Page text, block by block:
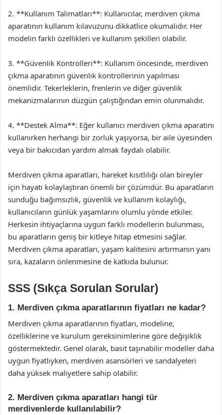
2. **Kullanım Talimatları**: Kullanıcılar, merdiven çıkma
aparatının kullanım kılavuzunu dikkatlice okumalıdır. Her
modelin farklı özellikleri ve kullanım şekilleri olabilir.
3. **Güvenlik Kontrolleri**: Kullanım öncesinde, merdiven
çıkma aparatının güvenlik kontrollerinin yapılması
önemlidir. Tekerleklerin, frenlerin ve diğer güvenlik
mekanizmalarının düzgün çalıştığından emin olunmalıdır.
4. **Destek Alma**: Eğer kullanıcı merdiven çıkma aparatını
kullanırken herhangi bir zorluk yaşıyorsa, bir aile üyesinden
veya bir bakıcıdan yardım almak faydalı olabilir.
Merdiven çıkma aparatları, hareket kısıtlılığı olan bireyler
için hayatı kolaylaştıran önemli bir çözümdür. Bu aparatların
sunduğu bağımsızlık, güvenlik ve kullanım kolaylığı,
kullanıcıların günlük yaşamlarını olumlu yönde etkiler.
Herkesin ihtiyaçlarına uygun farklı modellerin bulunması,
bu aparatların geniş bir kitleye hitap etmesini sağlar.
Merdiven çıkma aparatları, yaşam kalitesini artırmanın yanı
sıra, kazaların önlenmesine de katkıda bulunur.
SSS (Sıkça Sorulan Sorular)
1. Merdiven çıkma aparatlarının fiyatları ne kadar?
Merdiven çıkma aparatlarının fiyatları, modeline,
özelliklerine ve kurulum gereksinimlerine göre değişiklik
göstermektedir. Genel olarak, basit taşınabilir modeller daha
uygun fiyatlıyken, merdiven asansörleri ve sandalyeleri
daha yüksek maliyetlere sahip olabilir.
2. Merdiven çıkma aparatları hangi tür
merdivenlerde kullanılabilir?